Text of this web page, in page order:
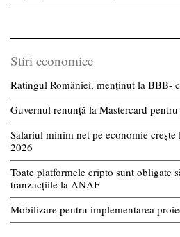
Stiri economice
Ratingul României, menținut la BBB-
Guvernul renunță la Mastercard
Salariul minim net pe economie
2026
Toate platformele cripto sunt obligate
tranzacțiile la ANAF
Mobilizare pentru implementarea